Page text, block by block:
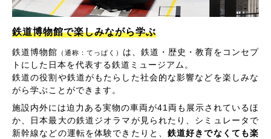
鉄道博物館で楽しみながら学ぶ
鉄道博物館 （通称：てっぱく） は、鉄道・歴史・教育をコンセプ
トにした日本を代表する鉄道ミュージアム。
鉄道の役割や鉄道がもたらした社会的な影響などを楽しみな
がら学ぶことができます。
施設内外には迫力ある実物の車両が41両も展示されているほ
か、日本最大の鉄道ジオラマが見られたり、シミュレータで
新幹線などの運転を体験できたりと、 鉄道好きでなくても楽